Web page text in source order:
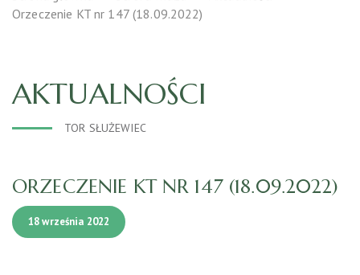
Orzeczenie KT nr 147 (18.09.2022)
AKTUALNOŚCI
TOR SŁUŻEWIEC
ORZECZENIE KT NR 147 (18.09.2022)
18 września 2022